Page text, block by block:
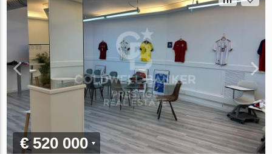
€ 520 000